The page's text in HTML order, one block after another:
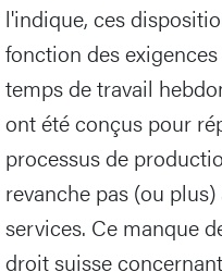
l'indique, ces
fonction des
temps de travail
ont été conçus pour
processus de
revanche pas (ou
services. Ce manque
droit suisse